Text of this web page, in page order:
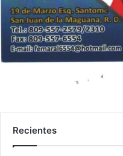
Recientes